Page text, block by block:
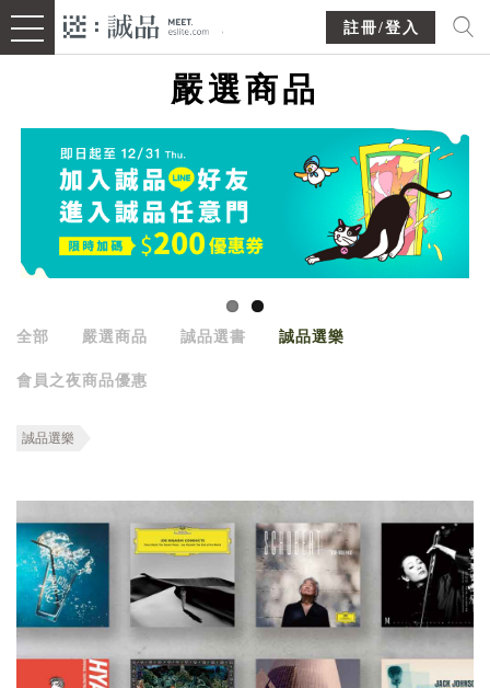
註冊/登入
嚴選商品
全部 嚴選商品 誠品選書 誠品選樂
會員之夜商品優惠
誠品選樂